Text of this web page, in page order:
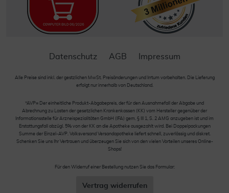
Datenschutz AGB Impressum
Alle Preise sind inkl. der gestzlichen MwSt. Preisänderungen und Irrtum vorbehalten. Die Lieferung
erfolgt nur innerhalb von Deutschland.
*AVP= Der einheitliche Produkt-Abgabepreis, der für den Ausnahmefall der Abgabe und
Abrechnung zu Lasten der gesetzlichen Krankenkassen (KK) vom Hersteller gegenüber der
Informationsstelle für Arzneispezialitäten GmbH (IFA) gem. § III 1, S. 2 AMG anzugeben ist und im
Erstattungsfall abzügl. 5% von der KK an die Apotheke ausgezahlt wird. Bei Doppelpackungen
Summe der Einzel-AVP. Volksversand Versandapotheke liefert schnell, zuverlässig und diskret.
Schenken Sie uns Ihr Vertrauen und überzeugen Sie sich von den vielen Vorteilen unseres Online-
Shops!
Für den Widerruf einer Bestellung nutzen Sie das Formular:
Vertrag widerrufen